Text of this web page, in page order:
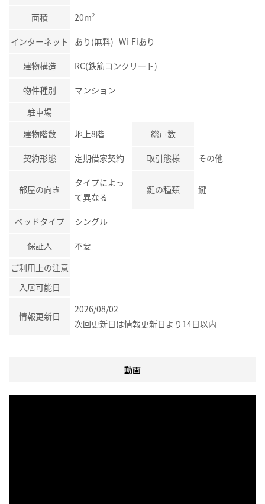
面積 20m²
インターネット あり(無料) Wi-Fiあり
建物構造 RC(鉄筋コンクリート)
物件種別
マンション
駐車場
建物階数
地上8階 総戸数
契約形態 定期借家契約 取引態様 その他
部屋の向き
タイプによっ
て異なる
鍵の種類 鍵
ベッドタイプ シングル
保証人
不要
ご利用上の注意
入居可能日
情報更新日
2026/08/02
次回更新日は情報更新日より14日以内
動画